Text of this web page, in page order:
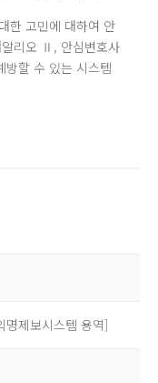
한 고민에 대하여 안
알리오 Ⅱ, 안심변호사
방할 수 있는 시스템
명제보시스템 용역]